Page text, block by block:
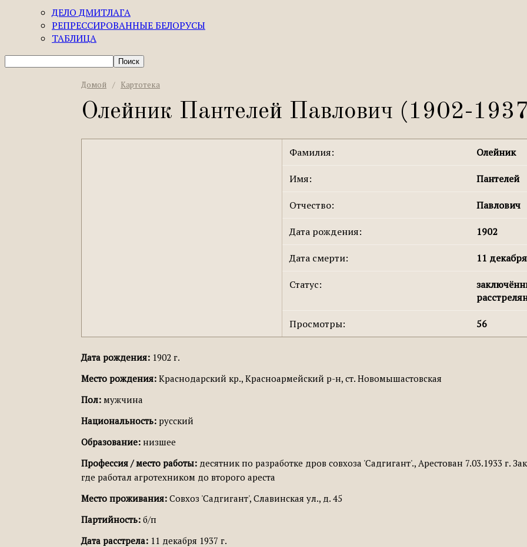
ДЕЛО ДМИТЛАГА
РЕПРЕССИРОВАННЫЕ БЕЛОРУСЫ
ТАБЛИЦА
Домой / Картотека
Олейник Пантелей Павлович (1902-
Фамилия: Олейник
Имя: Пантелей
Отчество: Павлович
Дата рождения: 1902
Дата смерти: 11
Статус:
Просмотры: 56
Дата рождения: 1902 г.
Место рождения: Краснодарский кр., Красноармейский р-н, ст. Новомышастовская
Пол: мужчина
Национальность: русский
Образование: низшее
Профессия / место работы: десятник по разработке дров совхоза 'Садгигант'., Арестован 7.03.1933 г.
где работал агротехником до второго ареста
Место проживания: Совхоз 'Садгигант', Славинская ул., д. 45
Партийность: б/п
Дата расстрела: 11 декабря 1937 г.